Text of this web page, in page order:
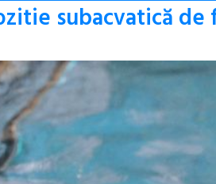
subacvatică de